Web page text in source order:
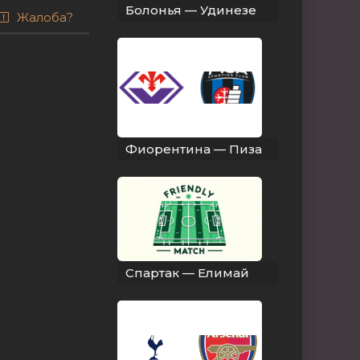
Жалоба? Болонья — Удинезе
Фиорентина — Пиза
Спартак — Елимай